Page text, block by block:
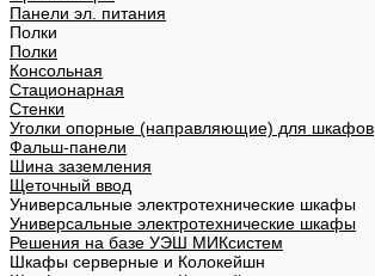
Панели эл. питания
Полки
Полки
Консольная
Стационарная
Стенки
Уголки опорные (направляющие) для шкафов
Фальш-панели
Шина заземления
Щеточный ввод
Универсальные электротехнические шкафы
Универсальные электротехнические шкафы
Решения на базе УЭШ МИКсистем
Шкафы серверные и Колокейшн